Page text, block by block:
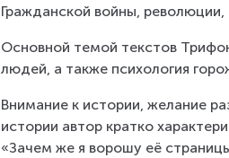
Гражданской войны, революции,
Основной темой текстов
людей, а также психология
Внимание к истории, желание
истории автор кратко
«Зачем же я ворошу её